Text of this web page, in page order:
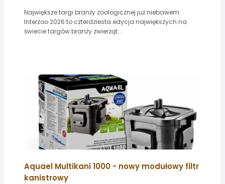
Największe targi branży zoologicznej już niebawem.
Interzoo 2026 to czterdziesta edycja największych na
świecie targów branży zwierząt...
Aquael Multikani 1000 - nowy modułowy filtr
kanistrowy